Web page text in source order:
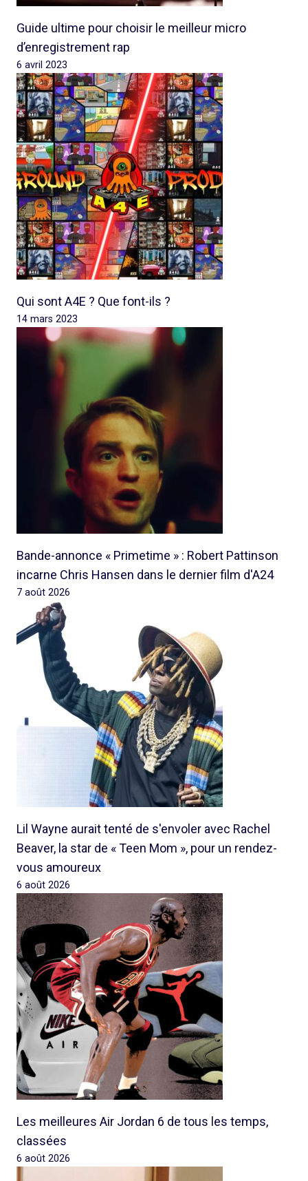
Guide ultime pour choisir le meilleur micro
d’enregistrement rap
6 avril 2023
Qui sont A4E ? Que font-ils ?
14 mars 2023
Bande-annonce « Primetime » : Robert Pattinson
incarne Chris Hansen dans le dernier film d'A24
7 août 2026
Lil Wayne aurait tenté de s'envoler avec Rachel
Beaver, la star de « Teen Mom », pour un rendez-
vous amoureux
6 août 2026
Les meilleures Air Jordan 6 de tous les temps,
classées
6 août 2026